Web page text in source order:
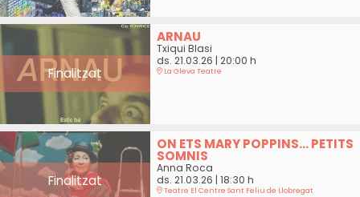
Finalitzat
ARNAU
Txiqui Blasi
ds. 21.03.26 | 20:00 h
La Gleva Teatre
Finalitzat
ON ETS MARY POPPINS... PETITS
SOMNIS
Anna Roca
ds. 21.03.26 | 18:30 h
Teatre El Centre Sant Feliu de Llobregat